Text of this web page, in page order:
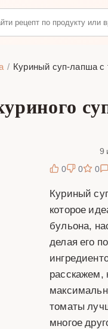
Куриный суп-лапша с
9
0
0 0
Куриный
которое
бульона,
делая его
расскажем,
томаты
многое